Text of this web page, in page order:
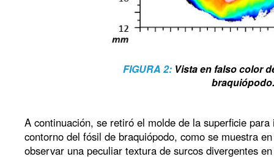
FIGURA 2: Vista en falso color
A continuación, se retiró el molde de la superficie
contorno del fósil de braquiópodo, como se muestra
observar una peculiar textura de surcos divergentes